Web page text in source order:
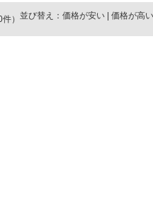
） 並び替え： 価格が安い | 価格が高い